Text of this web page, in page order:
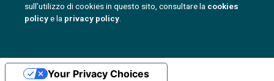
sull’utilizzo di cookies in questo sito, consultare la cookies
policye la privacy policy.
Your Privacy Choices